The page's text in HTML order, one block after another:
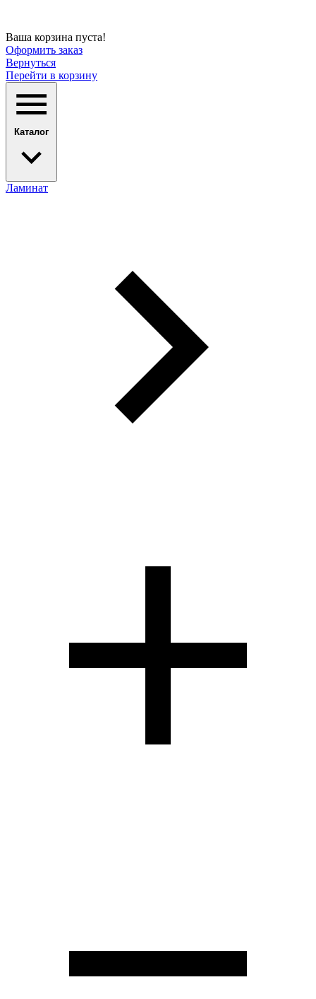
Ваша корзина пуста!
Оформить заказ
Вернуться
Перейти в корзину
Каталог
Ламинат